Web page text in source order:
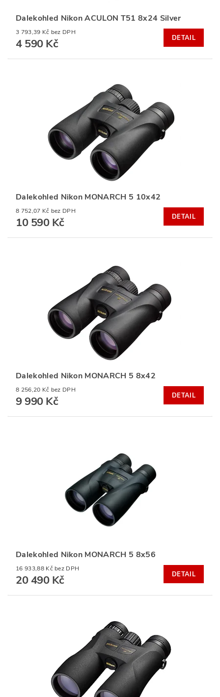
Dalekohled Nikon ACULON T51 8x24 Silver
3 793,39 Kč bez DPH
4 590 Kč DETAIL
Dalekohled Nikon MONARCH 5 10x42
8 752,07 Kč bez DPH
10 590 Kč DETAIL
Dalekohled Nikon MONARCH 5 8x42
8 256,20 Kč bez DPH
9 990 Kč DETAIL
Dalekohled Nikon MONARCH 5 8x56
16 933,88 Kč bez DPH
20 490 Kč DETAIL